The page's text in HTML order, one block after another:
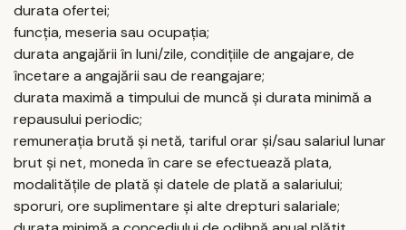
durata ofertei;
funcția, meseria sau ocupația;
durata angajării în luni/zile, condițiile de angajare, de
încetare a angajării sau de reangajare;
durata maximă a timpului de muncă și durata minimă a
repausului periodic;
remunerația brută și netă, tariful orar și/sau salariul lunar
brut și net, moneda în care se efectuează plata,
modalitățile de plată și datele de plată a salariului;
sporuri, ore suplimentare și alte drepturi salariale;